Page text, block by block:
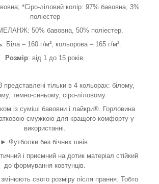
*Сіро-ліловий колір: 97% бавовна, 3%
поліестер
50% бавовна, 50% поліестер.
: Біла – 160 г/м², кольорова – 165 г/м².
Розмір: від 1 до 15 років.
представлені тільки в 4 кольорах: білому,
темно-синьому, сіро-ліловому.
із суміші бавовни і лайкри®. Горловина
смужкою для кращого комфорту у
використанні.
► Футболки без бічних швів.
і приємний на дотик матеріал стійкий
до формування ковтунців.
свого розміру після прання. Тобто